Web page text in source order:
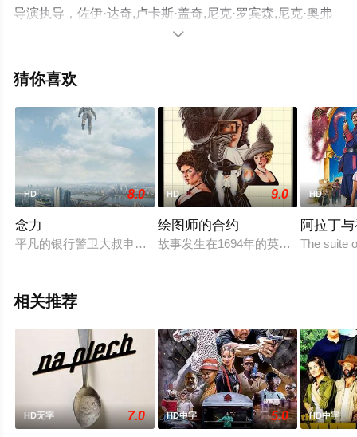
导演执导，佐伊·达奇,卢卡斯·盖奇,尼克·罗宾森,尼克·奥弗
曼,托比·桑德曼,岑勇康,吉尔·贝罗斯,席亚拉·博拉沃,斯宾塞·
旦娑,吉尔·莫里等演员精彩演绎的美国电影，手机免费观看
可移步至豆瓣电影、电视猫或剧情网等平台了解。

猜你喜欢
HD 8.0
念力
平凡的银行警卫大叔申硕宪（柳承龙 饰），偶然间发现自己拥
HD 9.0
绘图师的合约
故事发生在1694年的英国，家财万贯
HD
阿拉丁
The suite
相关推荐
HD无字 7.0 HD中字 5.0 HD中字